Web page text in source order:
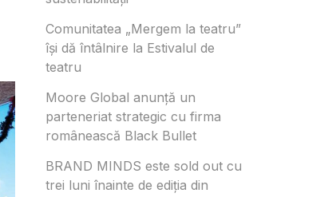
Comunitatea „Mergem la teatru”
își dă întâlnire la Estivalul de
teatru
Moore Global anunță un
parteneriat strategic cu firma
românească Black Bullet
BRAND MINDS este sold out cu
trei luni înainte de ediția din